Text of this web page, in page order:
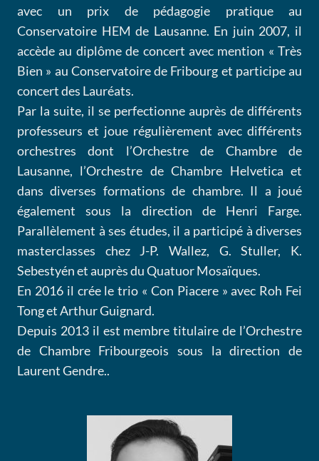
avec un prix de pédagogie pratique au
Conservatoire HEM de Lausanne. En juin 2007, il
accède au diplôme de concert avec mention « Très
Bien » au Conservatoire de Fribourg et participe au
concert des Lauréats.
Par la suite, il se perfectionne auprès de différents
professeurs et joue régulièrement avec différents
orchestres dont l’Orchestre de Chambre de
Lausanne, l’Orchestre de Chambre Helvetica et
dans diverses formations de chambre. Il a joué
également sous la direction de Henri Farge.
Parallèlement à ses études, il a participé à diverses
masterclasses chez J-P. Wallez, G. Stuller, K.
Sebestyén et auprès du Quatuor Mosaïques.
En 2016 il crée le trio « Con Piacere » avec Roh Fei
Tong et Arthur Guignard.
Depuis 2013 il est membre titulaire de l’Orchestre
de Chambre Fribourgeois sous la direction de
Laurent Gendre..